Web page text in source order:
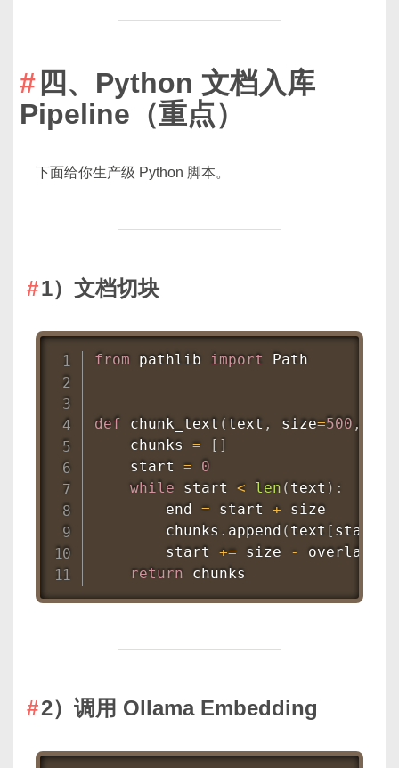
四、Python 文档入库
Pipeline（重点）
下面给你生产级 Python 脚本。
1）文档切块
from pathlib import Path
def chunk_text ( text , size=500 ,
    chunks
= [ ]
    start
=
0
while start < len ( text ) :
        end
= start + size
        chunks
. append ( text [ start
        start
+= size -
overlap
return chunks
2）调用 Ollama Embedding